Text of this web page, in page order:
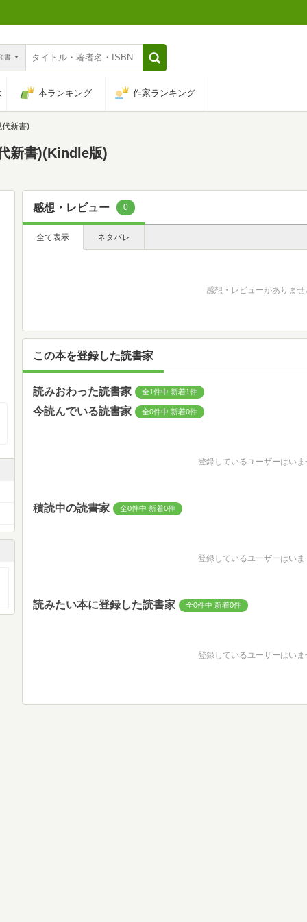
書
本ランキング 作家ランキング
代新書)
新書)(Kindle版)
感想・レビュー 0
全て表示 ネタバレ
感想・レビューがありませ
この本を登録した読書家
読みおわった読書家 全1件中 新着1件
今読んでいる読書家 全0件中 新着0件
登録しているユーザーはいま
積読中の読書家 全0件中 新着0件
登録しているユーザーはいま
読みたい本に登録した読書家 全0件中 新着0件
登録しているユーザーはいま